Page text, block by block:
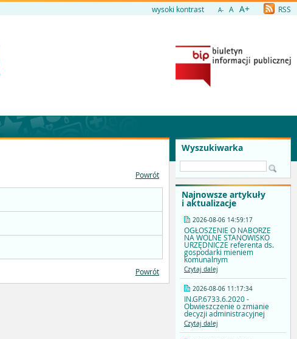
wysoki kontrast A- A A+ RSS
Wyszukiwarka
Najnowsze artykuły
i aktualizacje
2026-08-06 14:59:17
OGŁOSZENIE O NABORZE
NA WOLNE STANOWISKO
URZĘDNICZE referenta ds.
gospodarki mieniem
komunalnym
Czytaj dalej
2026-08-06 11:17:34
IN.GP.6733.6.2020 -
Obwieszczenie o zmianie
decyzji administracyjnej
Czytaj dalej
Powrót
Powrót